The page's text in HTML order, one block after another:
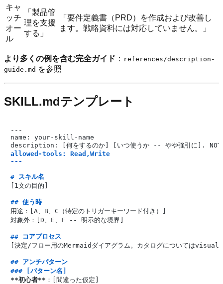
キャ
ッチ
オー
ル
「製品管
理を支援
する」
「要件定義書（PRD）を作成および改善し
ます。戦略資料には対応していません。」
より多くの例を含む完全ガイド ： references/description-
guide.md を参照
SKILL.mdテンプレート
---
name: your-skill-name
allowed-tools: Read,Write
---
# スキル名
[1文の目的]
## 使う時
用途：[A、B、C（特定のトリガーキーワード付き）]
対象外：[D、E、F -- 明示的な境界]
## コアプロセス
[決定/フロー用のMermaidダイアグラム。カタログについては
## アンチパターン
### [パターン名]
**初心者**